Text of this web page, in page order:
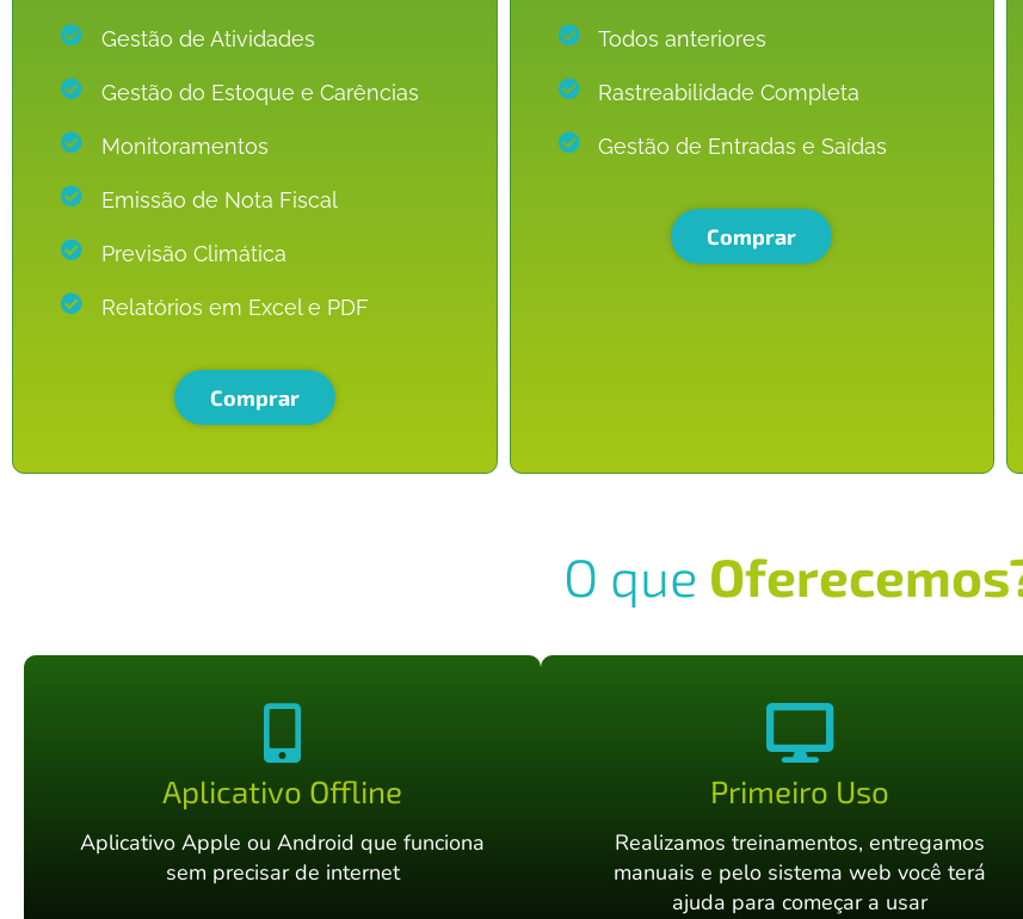
Gestão de Atividades
Gestão do Estoque e Carências
Monitoramentos
Emissão de Nota Fiscal
Previsão Climática
Relatórios em Excel e PDF
Comprar
Todos anteriores
Rastreabilidade Completa
Gestão de Entradas e Saídas
Comprar
O que
Aplicativo Offline
Aplicativo Apple ou Android que funciona
sem precisar de internet
Primeiro Uso
Realizamos treinamentos, entregamos
manuais e pelo sistema web você terá
ajuda para começar a usar